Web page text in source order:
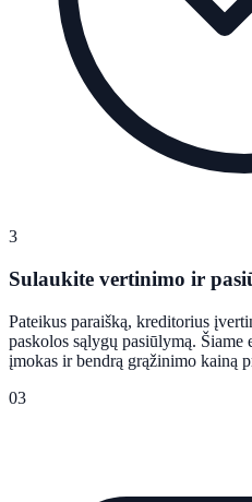
3
Sulaukite vertinimo ir
Pateikus paraišką, kreditorius
paskolos sąlygų pasiūlymą. Šiame
įmokas ir bendrą grąžinimo kainą
03